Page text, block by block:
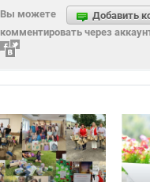
Добавить
Вы можете
комментировать через